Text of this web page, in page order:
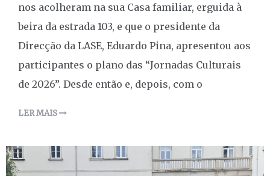
nos acolheram na sua Casa familiar, erguida à
beira da estrada 103, e que o presidente da
Direcção da LASE, Eduardo Pina, apresentou aos
participantes o plano das “Jornadas Culturais
de 2026”. Desde então e, depois, com o
LER MAIS